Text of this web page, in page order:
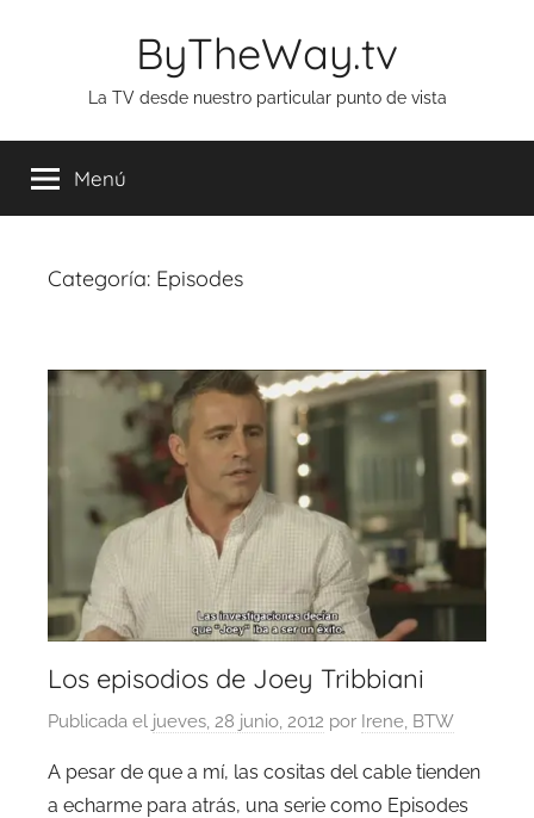
ByTheWay.tv
La TV desde nuestro particular punto de vista
Menú
Categoría: Episodes
Los episodios de Joey Tribbiani
Publicada el jueves, 28 junio, 2012 por Irene, BTW
A pesar de que a mí, las cositas del cable tienden
a echarme para atrás, una serie como Episodes